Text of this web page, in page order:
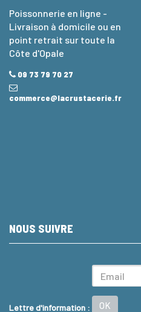
Poissonnerie en ligne -
Livraison à domicile ou en
point retrait sur toute la
Côte d'Opale
09 73 79 70 27
commerce@lacrustacerie.fr
NOUS SUIVRE
Lettre d'information : OK